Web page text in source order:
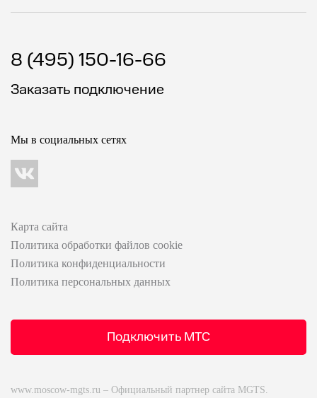
8 (495) 150-16-66
Заказать подключение
Мы в социальных сетях
Карта сайта
Политика обработки файлов cookie
Политика конфиденциальности
Политика персональных данных
Подключить МТС
www.moscow-mgts.ru – Официальный партнер сайта MGTS.